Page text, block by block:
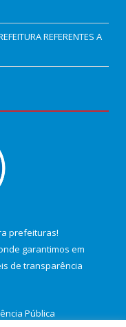
REFERENTES A
prefeituras!
garantimos em
de transparência
Pública